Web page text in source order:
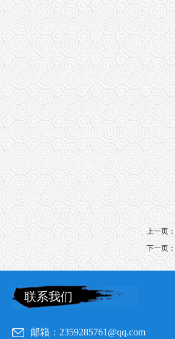
上一页：
下一页：
联系我们
邮箱：2359285761@qq.com